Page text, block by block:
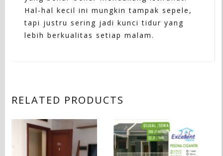
Hal-hal kecil ini mungkin tampak sepele,
tapi justru sering jadi kunci tidur yang
lebih berkualitas setiap malam.
RELATED PRODUCTS